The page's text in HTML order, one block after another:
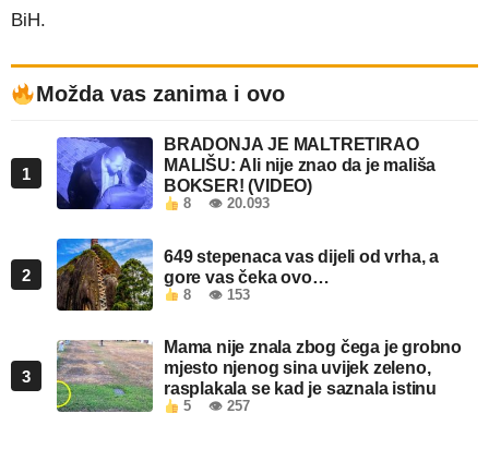
BiH.
Možda vas zanima i ovo
1
BRADONJA JE MALTRETIRAO
MALIŠU: Ali nije znao da je mališa
BOKSER! (VIDEO)
8 👁 20.093
2
649 stepenaca vas dijeli od vrha, a
gore vas čeka ovo…
8 👁 153
3
Mama nije znala zbog čega je grobno
mjesto njenog sina uvijek zeleno,
rasplakala se kad je saznala istinu
5 👁 257